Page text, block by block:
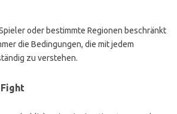
oder bestimmte Regionen beschränkt
die Bedingungen, die mit jedem
zu verstehen.